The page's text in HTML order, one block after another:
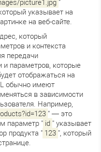
picture1.jpg "
указывает на
на веб-сайте.
который
и контекста
передачи
и параметров, которые
отображаться на
обычно имеют
в зависимости
Например,
" — это
параметр " id " указывает
продукта " 123 ", который